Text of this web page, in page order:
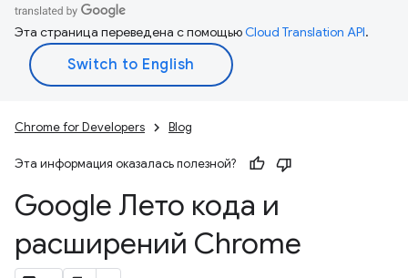
Эта страница переведена с помощьюCloud Translation API.
Chrome for Developers Blog
Эта информация оказалась полезной?
Google Лето кода и
расширений Chrome